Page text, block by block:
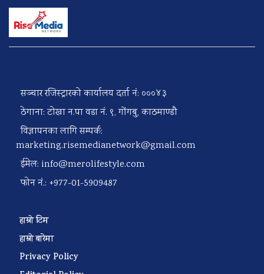
सञ्चार रजिस्ट्रारको कार्यालय दर्ता नं: ०००४३
ठेगाना: टोखा न.पा वडा नं. ९, गोंगबु, काठमाण्डौ
विज्ञापनका लागि सम्पर्क:
marketing.risemedianetwork@gmail.com
ईमेल: info@merolifestyle.com
फोन नं.: +977-01-5909487
हाम्रो टिम
हाम्रो बारेमा
Privacy Policy